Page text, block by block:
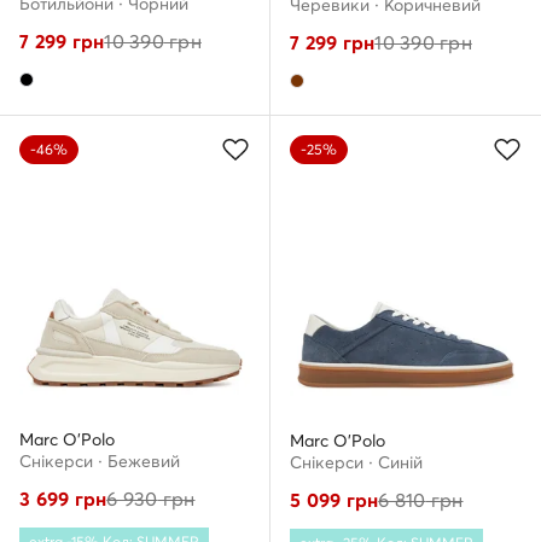
7 299 грн10 390грн
Черевики · Коричневий
7 299 грн10 390грн
-46%
Marc O'Polo
Снікерcи · Бежевий
3 699 грн6 930грн
-25%
Marc O'Polo
Снікерcи · Cиній
5 099 грн6 810грн